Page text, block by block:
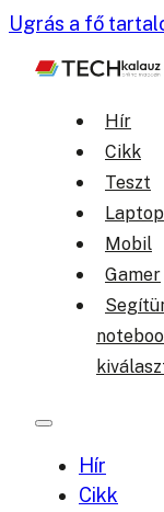
Ugrás a fő
Hír
Cikk
Teszt
Laptop
Mobil
Gamer
Hír
Cikk